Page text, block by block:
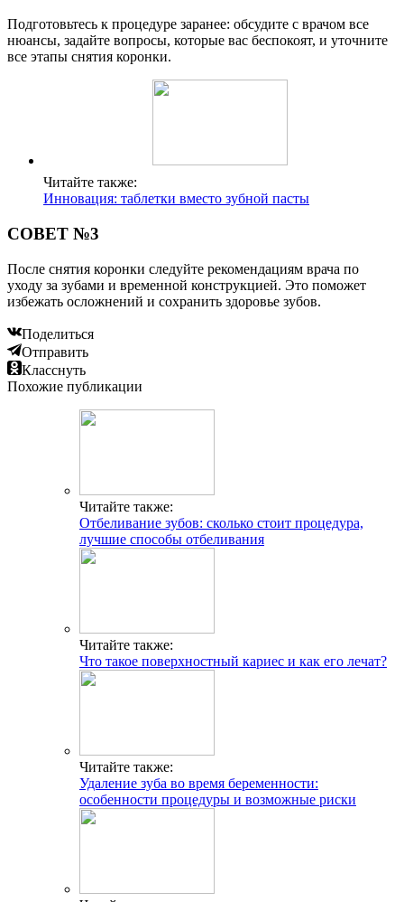
Подготовьтесь к процедуре заранее: обсудите с врачом все
нюансы, задайте вопросы, которые вас беспокоят, и уточните
все этапы снятия коронки.
Читайте также:
Инновация: таблетки вместо зубной пасты
СОВЕТ №3
После снятия коронки следуйте рекомендациям врача по
уходу за зубами и временной конструкцией. Это поможет
избежать осложнений и сохранить здоровье зубов.
Поделиться
Отправить
Класснуть
Похожие публикации
Читайте также:
Отбеливание зубов: сколько стоит процедура,
лучшие способы отбеливания
Читайте также:
Что такое поверхностный кариес и как его лечат?
Читайте также:
Удаление зуба во время беременности:
особенности процедуры и возможные риски